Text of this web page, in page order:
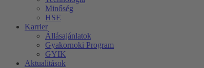
Minőség
HSE
Karrier
Állásajánlatok
Gyakornoki Program
GYIK
Aktualitások